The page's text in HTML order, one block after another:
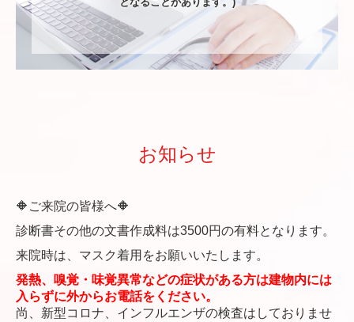
お知らせ
🔶ご来院の皆様へ🔶
診断書その他の文書作成料は3500円の有料となります。
来院時は、 マスク着用をお願いいたします。
発熱、嗅覚・味覚異常などの症状がある方は建物内には
入らずに外からお電話をください。
尚、新型コロナ、インフルエンザの検査はしておりませ